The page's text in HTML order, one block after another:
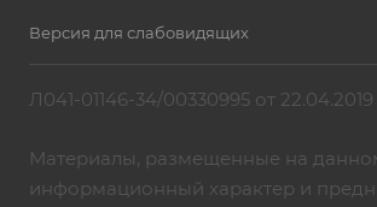
Версия для слабовидящих
Л041-01146-34/00330995 от 22.04.2019
Материалы, размещенные на
информационный характер и